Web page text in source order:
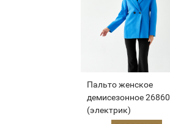
Пальто женское
демисезонное 26860
(электрик)